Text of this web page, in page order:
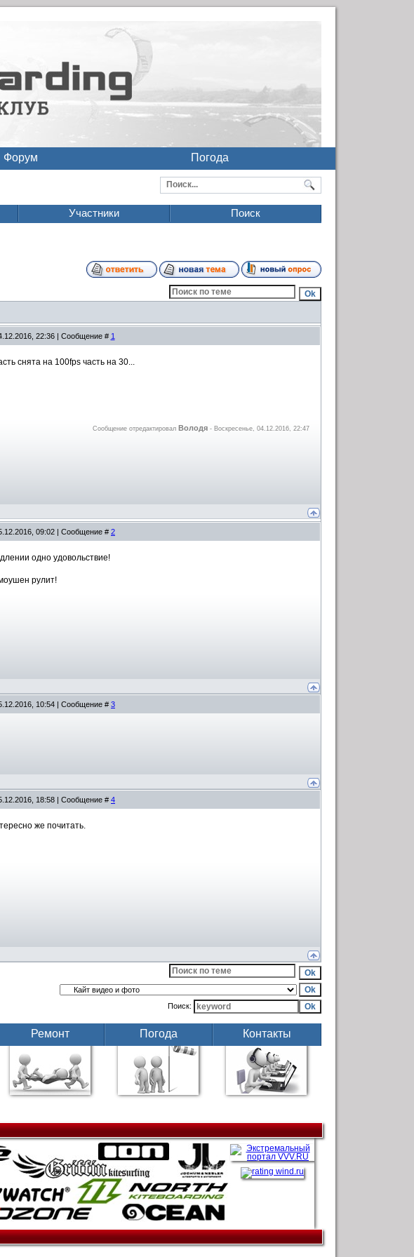
Форум Погода
Участники Поиск
22:36 | Сообщение # 1
снята на 100fps часть на 30...
Сообщение отредактировал Володя - Воскресенье, 04.12.2016, 22:47
09:02 | Сообщение # 2
одно удовольствие!
рулит!
10:54 | Сообщение # 3
18:58 | Сообщение # 4
же почитать.
Поиск:
Ремонт Погода Контакты